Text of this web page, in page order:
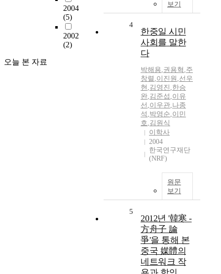
2004
(5)
2002
(2)
오늘 본 자료
보기
4
한중일 시민
사회를 말한
다
박해용,권용혁 ,주
창렬 ,이진원 ,선우
현 ,김영진 ,한승
완,김준섭 ,이유
선 ,이우관,나종
석 ,박영순,이민
호,김원식
이학사
2004
한국연구재단
(NRF)
원문
보기
5
2012년 '韓寒 -
方舟子 論
爭'을 통해 본
중국 媒體의
네트워크 작